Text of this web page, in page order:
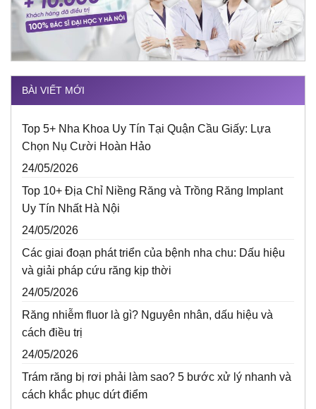
BÀI VIẾT MỚI
Top 5+ Nha Khoa Uy Tín Tại Quận Cầu Giấy: Lựa
Chọn Nụ Cười Hoàn Hảo
24/05/2026
Top 10+ Địa Chỉ Niềng Răng và Trồng Răng Implant
Uy Tín Nhất Hà Nội
24/05/2026
Các giai đoạn phát triển của bệnh nha chu: Dấu hiệu
và giải pháp cứu răng kịp thời
24/05/2026
Răng nhiễm fluor là gì? Nguyên nhân, dấu hiệu và
cách điều trị
24/05/2026
Trám răng bị rơi phải làm sao? 5 bước xử lý nhanh và
cách khắc phục dứt điểm